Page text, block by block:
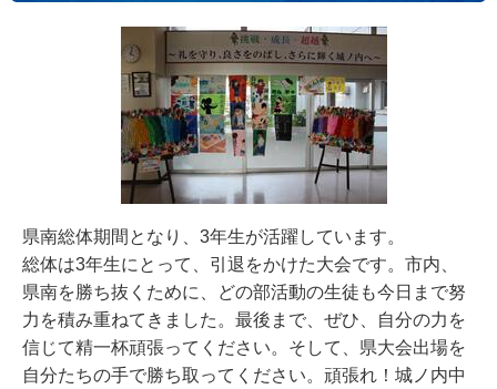
県南総体期間となり、3年生が活躍しています。
総体は3年生にとって、引退をかけた大会です。市内、
県南を勝ち抜くために、どの部活動の生徒も今日まで努
力を積み重ねてきました。最後まで、ぜひ、自分の力を
信じて精一杯頑張ってください。そして、県大会出場を
自分たちの手で勝ち取ってください。頑張れ！城ノ内中